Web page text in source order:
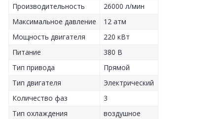
Производительность
26000 л/мин
Максимальное давление
12 атм
Мощность двигателя
220 кВт
Питание
380 В
Тип привода
Прямой
Тип двигателя
Электрический
Количество фаз
3
Тип охлаждения
воздушное